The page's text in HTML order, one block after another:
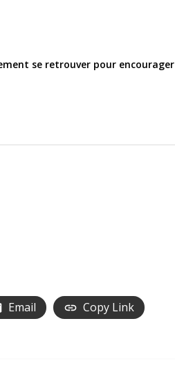
se retrouver pour encourager
Email Copy Link